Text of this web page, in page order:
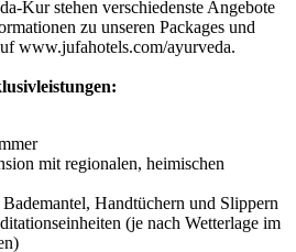
Kur stehen verschiedenste Angebote
zu unseren Packages und
www.jufahotels.com/ayurveda.
mit regionalen, heimischen
Handtüchern und Slippern
(je nach Wetterlage im